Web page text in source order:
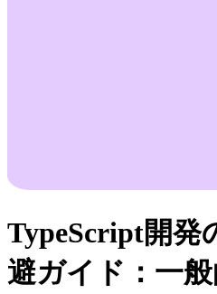
TypeScript開発
避ガイド：一